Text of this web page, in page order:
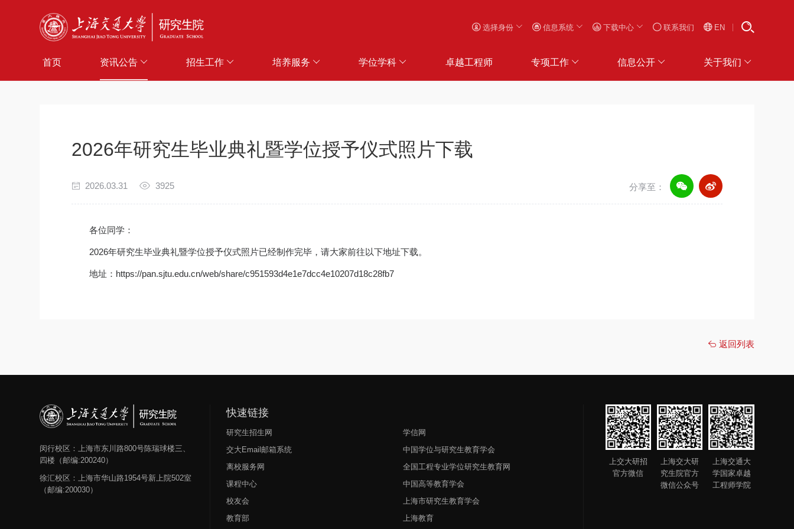
选择身份 信息系统 下载中心 联系我们 EN
首页 资讯公告 招生工作 培养服务 学位学科 卓越工程师 专项工作 信息公开 关于我们
2026年研究生毕业典礼暨学位授予仪式照片下载
2026.03.31 3925 分享至：
各位同学：
2026年研究生毕业典礼暨学位授予仪式照片已经制作完毕，请大家前往以下地址下载。
地址：https://pan.sjtu.edu.cn/web/share/c951593d4e1e7dcc4e10207d18c28fb7
返回列表
闵行校区：上海市东川路800号陈瑞球楼三、
四楼（邮编:200240）
徐汇校区：上海市华山路1954号新上院502室
（邮编:200030）
快速链接
研究生招生网
交大Email邮箱系统
离校服务网
课程中心
校友会
教育部
学信网
中国学位与研究生教育学会
全国工程专业学位研究生教育网
中国高等教育学会
上海市研究生教育学会
上海教育
上交大研招
官方微信
上海交大研
究生院官方
微信公众号
上海交通大
学国家卓越
工程师学院